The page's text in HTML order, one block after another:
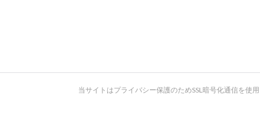
当サイトはプライバシー保護のためSSL暗号化通信を使用